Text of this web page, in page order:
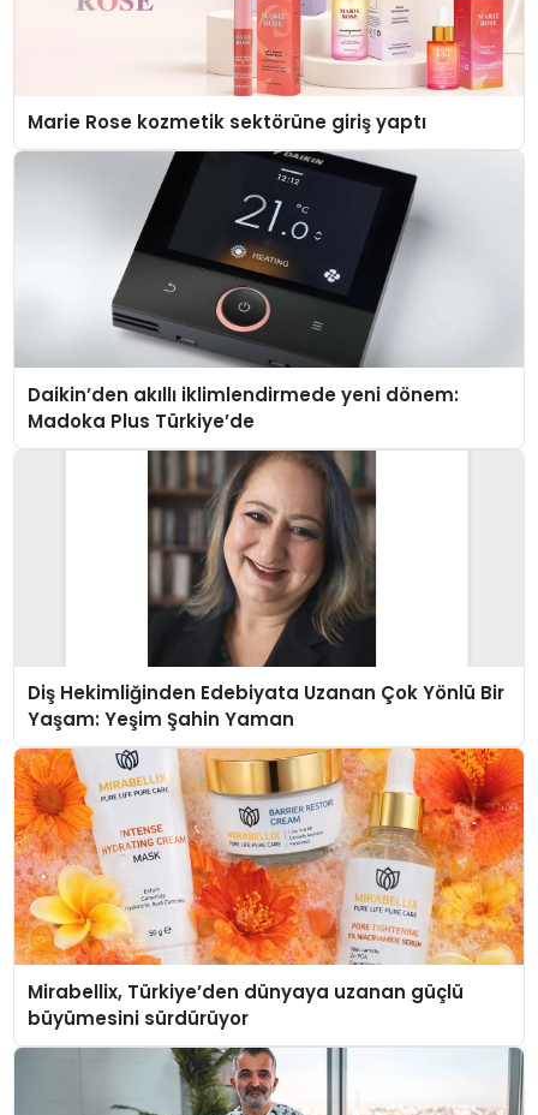
Marie Rose kozmetik sektörüne giriş yaptı
Daikin’den akıllı iklimlendirmede yeni dönem:
Madoka Plus Türkiye’de
Diş Hekimliğinden Edebiyata Uzanan Çok Yönlü Bir
Yaşam: Yeşim Şahin Yaman
Mirabellix, Türkiye’den dünyaya uzanan güçlü
büyümesini sürdürüyor